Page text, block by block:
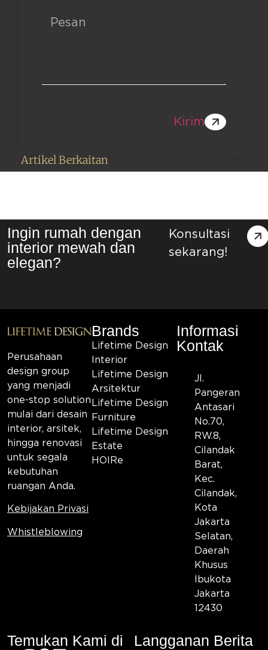
Kirim
Artikel Berkaitan
Ingin rumah dengan
interior mewah dan
elegan?
Konsultasi
sekarang!
Perusahaan
design group
yang menjadi
one-stop solution
mulai dari desain
interior, arsitek,
hingga renovasi
untuk segala
kebutuhan
ruangan Anda.
Kebijakan Privasi
Whistleblowing
Brands
Lifetime Design
Interior
Lifetime Design
Arsitektur
Lifetime Design
Furniture
Lifetime Design
Estate
HOIRe
Informasi
Kontak
Jl.
Pangeran
Antasari
No.70,
RW.8,
Cilandak
Barat,
Kec.
Cilandak,
Kota
Jakarta
Selatan,
Daerah
Khusus
Ibukota
Jakarta
12430
Temukan Kami di
Langganan Berita